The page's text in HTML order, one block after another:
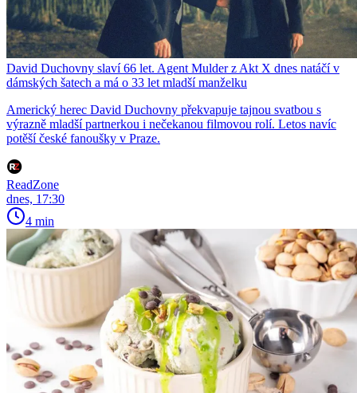
David Duchovny slaví 66 let. Agent Mulder z Akt X dnes natáčí v
dámských šatech a má o 33 let mladší manželku
Americký herec David Duchovny překvapuje tajnou svatbou s
výrazně mladší partnerkou i nečekanou filmovou rolí. Letos navíc
potěší české fanoušky v Praze.
ReadZone
dnes, 17:30
4 min